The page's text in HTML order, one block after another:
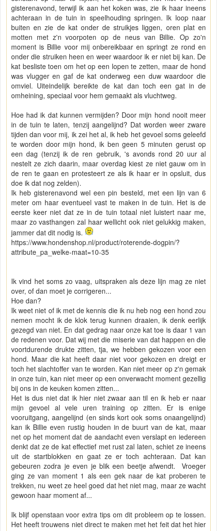
gisterenavond, terwijl ik aan het koken was, zie ik haar ineens
achteraan in de tuin in speelhouding springen. Ik loop naar
buiten en zie de kat onder de struikjes liggen, oren plat en
motten met z'n voorpoten op de neus van Billie. Op zo'n
moment is Billie voor mij onbereikbaar en springt ze rond en
onder die struiken heen en weer waardoor ik er niet bij kan. De
kat besliste toen om het op een lopen te zetten, maar de hond
was vlugger en gaf de kat onderweg een duw waardoor die
omviel. Uiteindelijk bereikte de kat dan toch een gat in de
omheining, speciaal voor hem gemaakt als vluchtweg.
Hoe had ik dat kunnen vermijden? Door mijn hond nooit meer
in de tuin te laten, tenzij aangelijnd? Dat worden weer zware
tijden dan voor mij, ik zei het al, ik heb het gevoel soms geleefd
te worden door mijn hond, ik ben geen 5 minuten gerust op
een dag (tenzij ik de ren gebruik, 's avonds rond 20 uur al
nestelt ze zich daarin, maar overdag kiest ze niet gauw om in
de ren te gaan en protesteert ze als ik haar er in opsluit, dus
doe ik dat nog zelden).
Ik heb gisterenavond wel een pin besteld, met een lijn van 6
meter om haar eventueel vast te maken in de tuin. Het is de
eerste keer niet dat ze in de tuin totaal niet luistert naar me,
maar zo vasthangen zal haar wellicht ook niet gelukkig maken,
jammer dat dit nodig is.
https://www.hondenshop.nl/product/roterende-dogpin/?
attribute_pa_welke-maat=10-35
Ik vind het soms zo vaag, uitspraken als deze lijn mag ze niet
over, of dan moet je corrigeren...
Hoe dan?
Ik weet niet of ik met de kennis die ik nu heb nog een hond zou
nemen mocht ik de klok terug kunnen draaien, ik denk eerlijk
gezegd van niet. En dat gedrag naar onze kat toe is daar 1 van
de redenen voor. Dat wij met die miserie van dat happen en die
voortdurende drukte zitten, tja, we hebben gekozen voor een
hond. Maar die kat heeft daar niet voor gekozen en dreigt er
toch het slachtoffer van te worden. Kan niet meer op z'n gemak
in onze tuin, kan niet meer op een onverwacht moment gezellig
bij ons in de keuken komen zitten...
Het is dus niet dat ik hier niet zwaar aan til en ik heb er naar
mijn gevoel al vele uren training op zitten. Er is enige
vooruitgang, aangelijnd (en sinds kort ook soms onaangelijnd)
kan ik Billie even rustig houden in de buurt van de kat, maar
net op het moment dat de aandacht even verslapt en iedereen
denkt dat ze de kat effectief met rust zal laten, schiet ze ineens
uit de startblokken en gaat ze er toch achteraan. Dat kan
gebeuren zodra je even je blik een beetje afwendt. Vroeger
ging ze van moment 1 als een gek naar de kat proberen te
trekken, nu weet ze heel goed dat het niet mag, maar ze wacht
gewoon haar moment af...
Ik blijf openstaan voor extra tips om dit probleem op te lossen.
Het heeft trouwens niet direct te maken met het feit dat het hier